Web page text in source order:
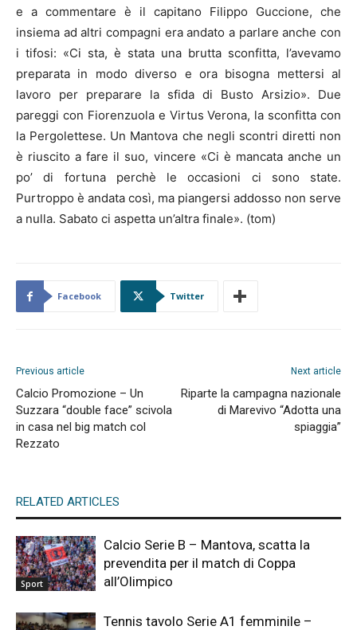
e a commentare è il capitano Filippo Guccione, che
insiema ad altri compagni era andato a parlare anche con
i tifosi: «Ci sta, è stata una brutta sconfitta, l’avevamo
preparata in modo diverso e ora bisogna mettersi al
lavoro per preparare la sfida di Busto Arsizio». Due
pareggi con Fiorenzuola e Virtus Verona, la sconfitta con
la Pergolettese. Un Mantova che negli scontri diretti non
è riuscito a fare il suo, vincere «Ci è mancata anche un
po’ di fortuna perchè le occasioni ci sono state.
Purtroppo è andata così, ma piangersi addosso non serve
a nulla. Sabato ci aspetta un’altra finale». (tom)
Facebook Twitter
Previous article
Calcio Promozione – Un
Suzzara “double face” scivola
in casa nel big match col
Rezzato
Next article
Riparte la campagna nazionale
di Marevivo “Adotta una
spiaggia”
RELATED ARTICLES
Sport
Calcio Serie B – Mantova, scatta la
prevendita per il match di Coppa
all’Olimpico
Tennis tavolo Serie A1 femminile –